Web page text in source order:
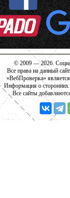
© 2009 — 2026.
Все права на данный
«ВебПроверка»
Информация о сторонних
Все сайты